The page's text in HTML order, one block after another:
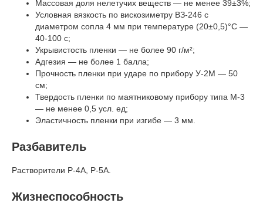
Массовая доля нелетучих веществ — не менее 39±3%;
Условная вязкость по вискозиметру ВЗ-246 с
диаметром сопла 4 мм при температуре (20±0,5)°C —
40-100 c;
Укрывистость пленки — не более 90 г/м²;
Адгезия — не более 1 балла;
Прочность пленки при ударе по прибору У-2М — 50
см;
Твердость пленки по маятниковому прибору типа М-3
— не менее 0,5 усл. ед;
Эластичность пленки при изгибе — 3 мм.
Разбавитель
Растворители Р-4А, Р-5А.
Жизнеспособность